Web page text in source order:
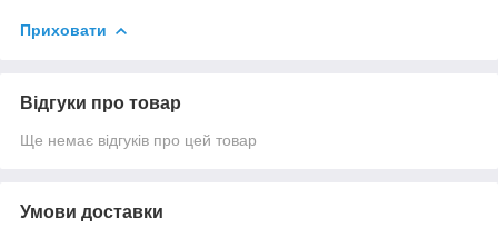
Приховати
Відгуки про товар
Ще немає відгуків про цей товар
Умови доставки